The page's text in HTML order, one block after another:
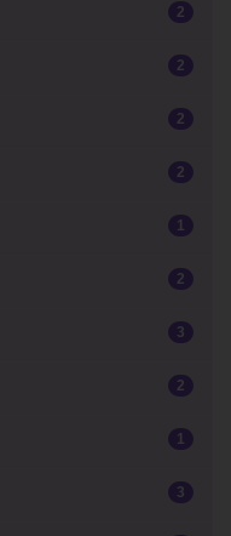
2
2
2
2
1
2
3
2
1
3